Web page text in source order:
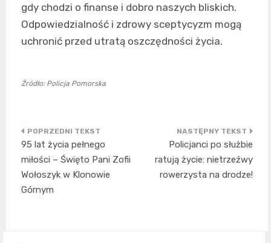
gdy chodzi o finanse i dobro naszych bliskich.
Odpowiedzialność i zdrowy sceptycyzm mogą
uchronić przed utratą oszczędności życia.
Źródło: Policja Pomorska
Nawigacja
wpisu
95 lat życia pełnego
miłości – Święto Pani Zofii
Wołoszyk w Klonowie
Górnym
Policjanci po służbie
ratują życie: nietrzeźwy
rowerzysta na drodze!